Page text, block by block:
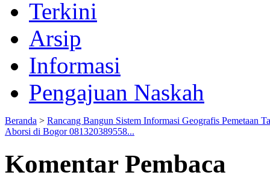
Terkini
Arsip
Informasi
Pengajuan Naskah
Beranda > Rancang Bangun Sistem Informasi Geografis Pemetaan
Aborsi di Bogor 081320389558...
Komentar Pembaca